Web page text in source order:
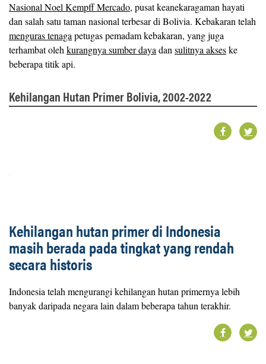
Nasional Noel Kempff Mercado, pusat keanekaragaman hayati
dan salah satu taman nasional terbesar di Bolivia. Kebakaran telah
menguras tenaga petugas pemadam kebakaran, yang juga
terhambat oleh kurangnya sumber daya dan sulitnya akseske
beberapa titik api.
Kehilangan Hutan Primer Bolivia, 2002-2022
Kehilangan hutan primer di Indonesia
masih berada pada tingkat yang rendah
secara historis
Indonesia telah mengurangi kehilangan hutan primernya lebih
banyak daripada negara lain dalam beberapa tahun terakhir.